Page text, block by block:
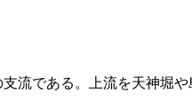
流である。上流を天神堀